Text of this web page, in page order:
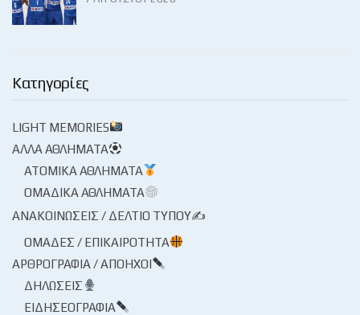
Κατηγορίες
LIGHT MEMORIES
ΆΛΛΑ ΑΘΛΉΜΑΤΑ
ΑΤΟΜΙΚΆ ΑΘΛΉΜΑΤΑ
ΟΜΑΔΙΚΆ ΑΘΛΉΜΑΤΑ
ΑΝΑΚΟΙΝΏΣΕΙΣ / ΔΕΛΤΊΟ ΤΎΠΟΥ✍
ΟΜΆΔΕΣ / ΕΠΙΚΑΙΡΌΤΗΤΑ
ΑΡΘΡΟΓΡΑΦΊΑ / ΑΠΌΗΧΟΙ
ΔΗΛΏΣΕΙΣ
ΕΙΔΗΣΕΟΓΡΑΦΊΑ